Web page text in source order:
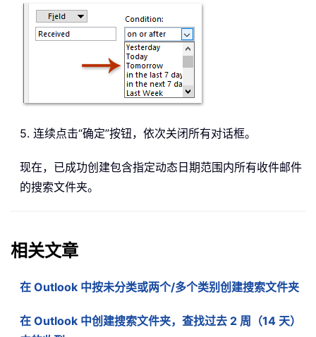
5. 连续点击“确定”按钮，依次关闭所有对话框。
现在，已成功创建包含指定动态日期范围内所有收件邮件
的搜索文件夹。
相关文章
在 Outlook 中按未分类或两个/多个类别创建搜索文件夹
在 Outlook 中创建搜索文件夹，查找过去 2 周（14 天）